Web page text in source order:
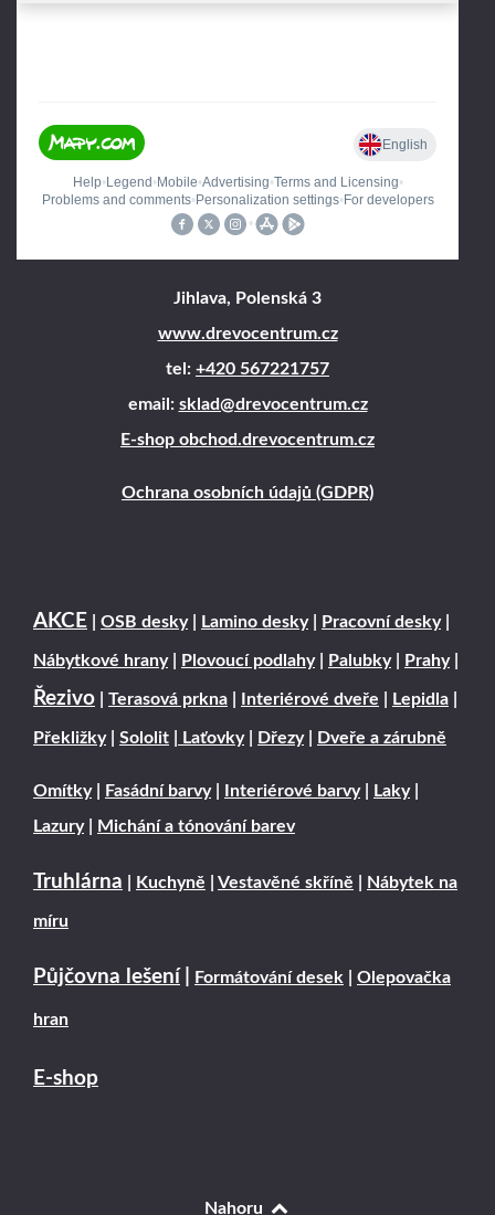
Jihlava, Polenská 3
www.drevocentrum.cz
tel: +420 567221757
email: sklad@drevocentrum.cz
E-shop obchod.drevocentrum.cz
Ochrana osobních údajů (GDPR)
AKCE OSB desky| Lamino desky| Pracovní desky|
Nábytkové hrany| Plovoucí podlahy| Palubky| Prahy|
Řezivo Terasová prkna Interiérové dveře Lepidla
Překližky| Sololit Laťovky| Dřezy| Dveře a zárubně
Omítky| Fasádní barvy| Interiérové barvy| Laky|
Lazury| Michání a tónování barev
Truhlárna Kuchyně Vestavěné skříně Nábytek na
míru
Půjčovna lešení Formátování desek Olepovačka
hran
E-shop
Nahoru